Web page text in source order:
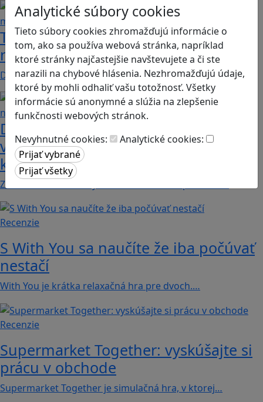
Analytické súbory cookies
Tieto súbory cookies zhromažďujú informácie o
tom, ako sa používa webová stránka, napríklad
ktoré stránky najčastejšie navštevujete a či ste
narazili na chybové hlásenia. Nezhromažďujú údaje,
ktoré by mohli odhaliť vašu totožnosť. Všetky
informácie sú anonymné a slúžia na zlepšenie
funkčnosti webových stránok.
Nevyhnutné cookies:
Analytické cookies:
Tick Tock: A Tale for Tw‪o je hra s
netradičnou mechanikou spolupráce
Dvaja hráči simultánne lúštia bizarné logické…
Dobrodružstvá Mimi a Lízy vo
videohre? Dvojica neoddeliteľných
kamarátok už aj ako herné postavy
Značku Mimi a Líza by sme mohli označiť priam za…
Recenzie
S With You sa naučíte že iba počúvať
nestačí
With You je krátka relaxačná hra pre dvoch.…
Recenzie
Supermarket Together: vyskúšajte si
prácu v obchode
Supermarket Together je simulačná hra, v ktorej…